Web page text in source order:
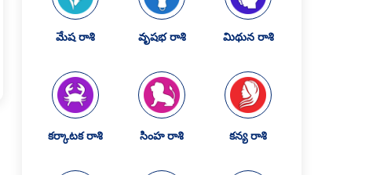
మేష రాశి వృషభ రాశి మిథున రాశి
కర్కాటక రాశి సింహ రాశి కన్య రాశి